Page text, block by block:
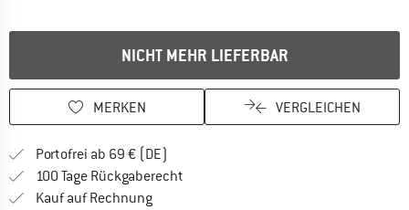
NICHT MEHR LIEFERBAR
MERKEN VERGLEICHEN
Portofrei ab 69 € (DE)
100 Tage Rückgaberecht
Kauf auf RechnungFinde die Zahlungs-Infos hier! Öffnet